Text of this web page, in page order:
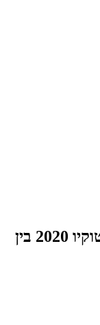
ג'ודו: ההתמודדות על הכרטיס לטוקיו 2020 בין